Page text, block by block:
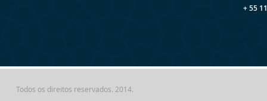
+ 55
Todos os direitos reservados. 2014.